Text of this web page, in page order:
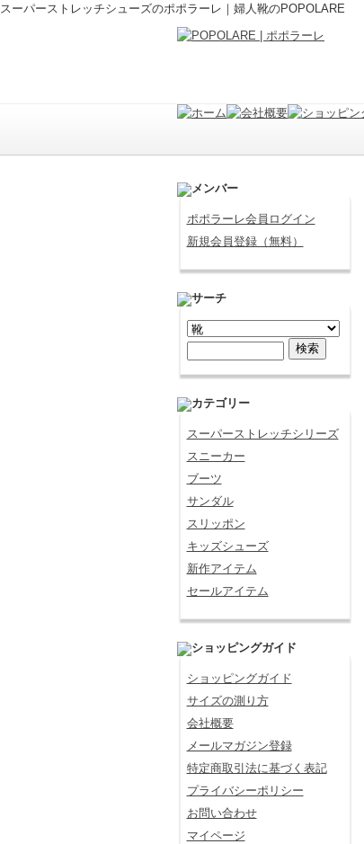
スーパーストレッチシューズのポポラーレ｜婦人靴のPOPOLARE
ポポラーレ会員ログイン
新規会員登録（無料）
スーパーストレッチシリーズ
スニーカー
ブーツ
サンダル
スリッポン
キッズシューズ
新作アイテム
セールアイテム
ショッピングガイド
サイズの測り方
会社概要
メールマガジン登録
特定商取引法に基づく表記
プライバシーポリシー
お問い合わせ
マイページ